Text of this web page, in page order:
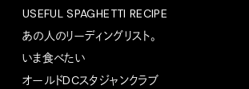
USEFUL SPAGHETTI RECIPE
あの人のリーディングリスト。
いま食べたい
オールドDCスタジャンクラブ